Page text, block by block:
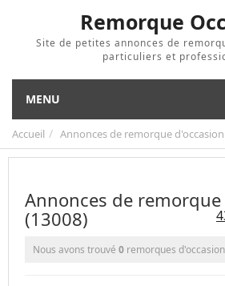
Remorque
Site de petites annonces de
particuliers et
MENU
Accueil Annonces de remorque d'occasion
Annonces de
(13008)
Nous avons trouvé 0 remorques